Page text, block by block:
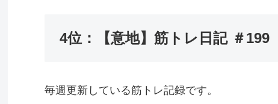
4位：【意地】筋トレ日記 ＃199
毎週更新している筋トレ記録です。